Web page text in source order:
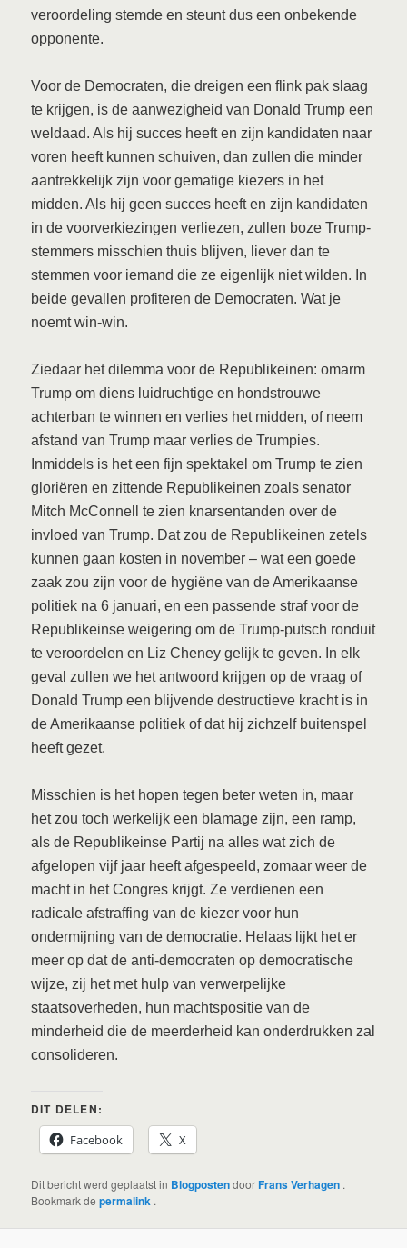
veroordeling stemde en steunt dus een onbekende
opponente.
Voor de Democraten, die dreigen een flink pak slaag
te krijgen, is de aanwezigheid van Donald Trump een
weldaad. Als hij succes heeft en zijn kandidaten naar
voren heeft kunnen schuiven, dan zullen die minder
aantrekkelijk zijn voor gematige kiezers in het
midden. Als hij geen succes heeft en zijn kandidaten
in de voorverkiezingen verliezen, zullen boze Trump-
stemmers misschien thuis blijven, liever dan te
stemmen voor iemand die ze eigenlijk niet wilden. In
beide gevallen profiteren de Democraten. Wat je
noemt win-win.
Ziedaar het dilemma voor de Republikeinen: omarm
Trump om diens luidruchtige en hondstrouwe
achterban te winnen en verlies het midden, of neem
afstand van Trump maar verlies de Trumpies.
Inmiddels is het een fijn spektakel om Trump te zien
gloriëren en zittende Republikeinen zoals senator
Mitch McConnell te zien knarsentanden over de
invloed van Trump. Dat zou de Republikeinen zetels
kunnen gaan kosten in november – wat een goede
zaak zou zijn voor de hygiëne van de Amerikaanse
politiek na 6 januari, en een passende straf voor de
Republikeinse weigering om de Trump-putsch ronduit
te veroordelen en Liz Cheney gelijk te geven. In elk
geval zullen we het antwoord krijgen op de vraag of
Donald Trump een blijvende destructieve kracht is in
de Amerikaanse politiek of dat hij zichzelf buitenspel
heeft gezet.
Misschien is het hopen tegen beter weten in, maar
het zou toch werkelijk een blamage zijn, een ramp,
als de Republikeinse Partij na alles wat zich de
afgelopen vijf jaar heeft afgespeeld, zomaar weer de
macht in het Congres krijgt. Ze verdienen een
radicale afstraffing van de kiezer voor hun
ondermijning van de democratie. Helaas lijkt het er
meer op dat de anti-democraten op democratische
wijze, zij het met hulp van verwerpelijke
staatsoverheden, hun machtspositie van de
minderheid die de meerderheid kan onderdrukken zal
consolideren.
DIT DELEN:
Facebook
X
Dit bericht werd geplaatst in BlogpostendoorFrans Verhagen .
Bookmark depermalink .